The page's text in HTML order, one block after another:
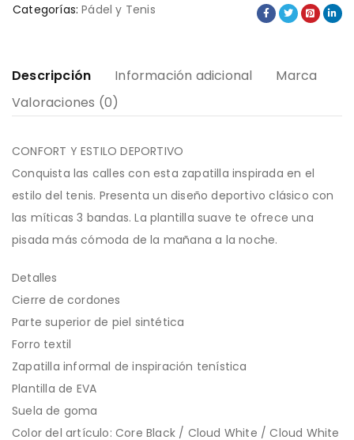
Categorías: Pádel y Tenis
Descripción Información adicional
Marca
Valoraciones (0)
CONFORT Y ESTILO DEPORTIVO
Conquista las calles con esta zapatilla inspirada en el
estilo del tenis. Presenta un diseño deportivo clásico con
las míticas 3 bandas. La plantilla suave te ofrece una
pisada más cómoda de la mañana a la noche.
Detalles
Cierre de cordones
Parte superior de piel sintética
Forro textil
Zapatilla informal de inspiración tenística
Plantilla de EVA
Suela de goma
Color del artículo: Core Black / Cloud White / Cloud White